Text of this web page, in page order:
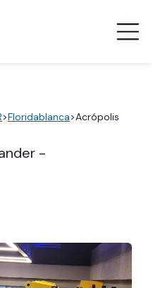
>Floridablanca>Acrópolis
-